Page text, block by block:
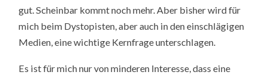
gut. Scheinbar kommt noch mehr. Aber bisher wird für
mich beim Dystopisten, aber auch in den einschlägigen
Medien, eine wichtige Kernfrage unterschlagen.
Es ist für mich nur von minderen Interesse, dass eine